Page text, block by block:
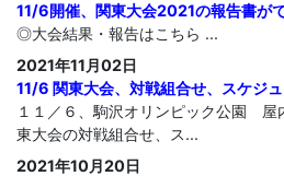
11/6開催、関東大会2021の報告書が
◎大会結果・報告はこちら ...
2021年11月02日
11/6 関東大会、対戦組合せ、スケジュ
１１／６、駒沢オリンピック公園 屋
東大会の対戦組合せ、ス...
2021年10月20日